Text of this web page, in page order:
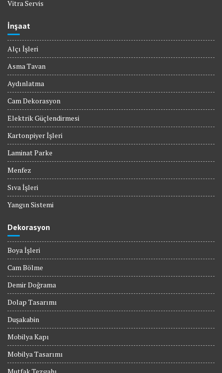
Vitra Servis
İnşaat
Alçı İşleri
Asma Tavan
Aydınlatma
Cam Dekorasyon
Elektrik Güçlendirmesi
Kartonpiyer İşleri
Laminat Parke
Menfez
Sıva İşleri
Yangın Sistemi
Dekorasyon
Boya İşleri
Cam Bölme
Demir Doğrama
Dolap Tasarımı
Duşakabin
Mobilya Kapı
Mobilya Tasarımı
Mutfak Tezgahı